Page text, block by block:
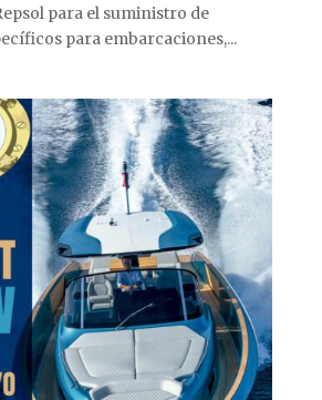
para el suministro de
para embarcaciones,...